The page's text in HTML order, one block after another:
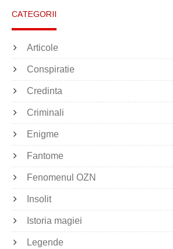
CATEGORII
Articole
Conspiratie
Credinta
Criminali
Enigme
Fantome
Fenomenul OZN
Insolit
Istoria magiei
Legende